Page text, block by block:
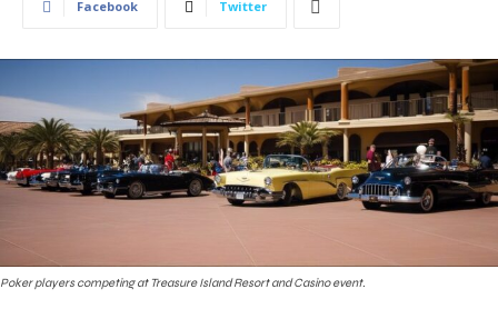
Facebook Twitter
Poker players competing at Treasure Island Resort and Casino event.